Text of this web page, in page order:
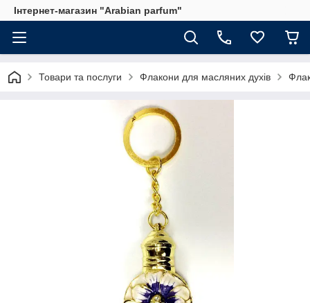
Інтернет-магазин "Arabian parfum"
Товари та послуги Флакони для масляних духів